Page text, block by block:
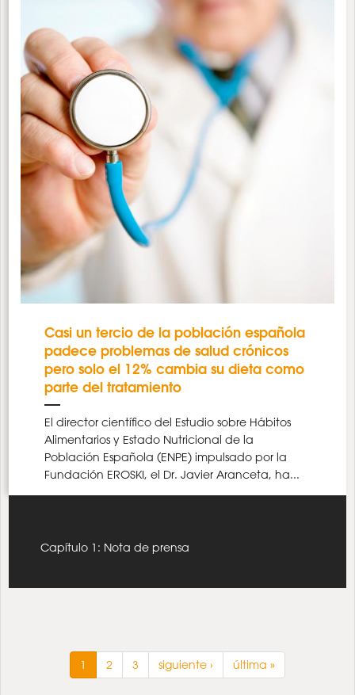
Casi un tercio de la población española
padece problemas de salud crónicos
pero solo el 12% cambia su dieta como
parte del tratamiento
El director científico del Estudio sobre Hábitos
Alimentarios y Estado Nutricional de la
Población Española (ENPE) impulsado por la
Fundación EROSKI, el Dr. Javier Aranceta, ha...
Capítulo 1: Nota de prensa
1 2 3 siguiente › última »